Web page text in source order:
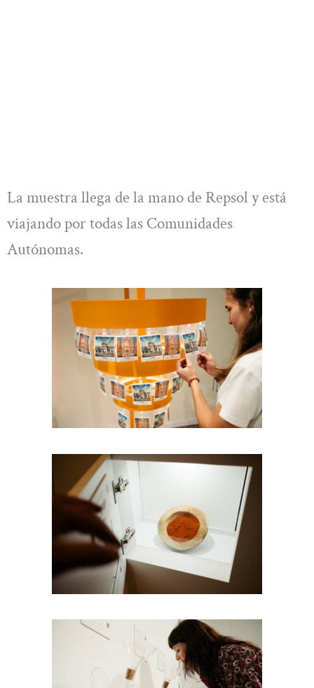
La muestra llega de la mano de Repsol y está
viajando por todas las Comunidades
Autónomas.